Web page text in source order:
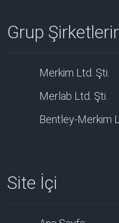
Grup
Merkim Ltd. Şti.
Merlab Ltd. Şti.
Bentley-Merkim
Site İçi